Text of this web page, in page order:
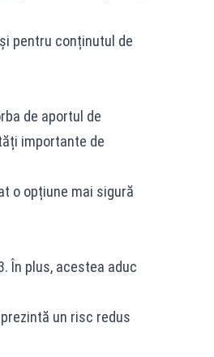
pentru conținutul de
de aportul de
importante de
o opțiune mai sigură
În plus, acestea aduc
un risc redus